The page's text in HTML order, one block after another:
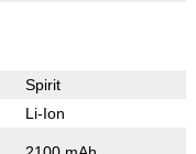
Spirit
Li-Ion